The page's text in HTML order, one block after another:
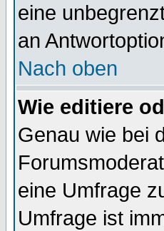
eine
an
Nach oben
Wie editiere
Genau wie bei
eine Umfrage
Umfrage ist